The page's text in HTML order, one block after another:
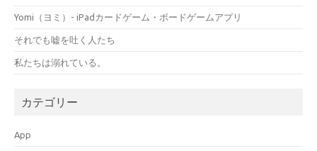
Yomi（ヨミ）- iPadカードゲーム・ボードゲームアプリ
それでも嘘を吐く人たち
私たちは溺れている。
カテゴリー
App